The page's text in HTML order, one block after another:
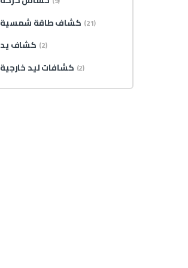
كشاف طاقة شمسية (21)
كشاف يد (2)
كشافات ليد خارجية (2)